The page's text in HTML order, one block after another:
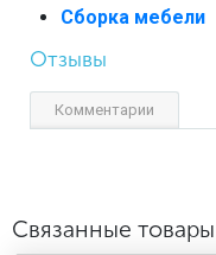
Сборка мебели
Отзывы
Комментарии
Связанные товары